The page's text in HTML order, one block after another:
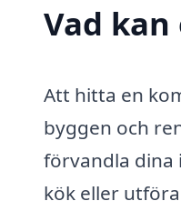
Vad
Att hitta en
byggen och
förvandla dina
kök eller